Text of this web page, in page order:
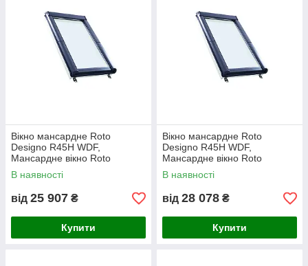
Вікно мансардне Roto
Designo R45H WDF,
Мансардне вікно Roto
Designo R45H WDF 114х118
В наявності
від 25 907 ₴
Купити
Вікно мансардне Roto
Designo R45H WDF,
Мансардне вікно Roto
Designo R45H WDF 114х140
В наявності
від 28 078 ₴
Купити